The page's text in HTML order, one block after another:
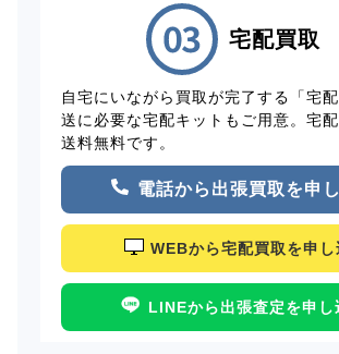
宅配買取
自宅にいながら買取が完了する「宅
送に必要な宅配キットもご用意。宅
送料無料です。
電話から出張買取を申
WEBから宅配買取を申し
LINEから出張査定を申し